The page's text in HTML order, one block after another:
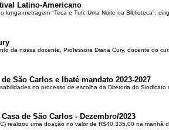
Latino-Americano
metragem "Teca e Tuti: Uma Noite na Biblioteca",
da nossa docente, Professora Diana Cury, docente do
São Carlos e Ibaté mandato 2023-2027
no processo de escolha da Diretoria do Sindicato
de São Carlos - Dezembro/2023
realizou uma doação no valor de R$40.335,00 na manhã